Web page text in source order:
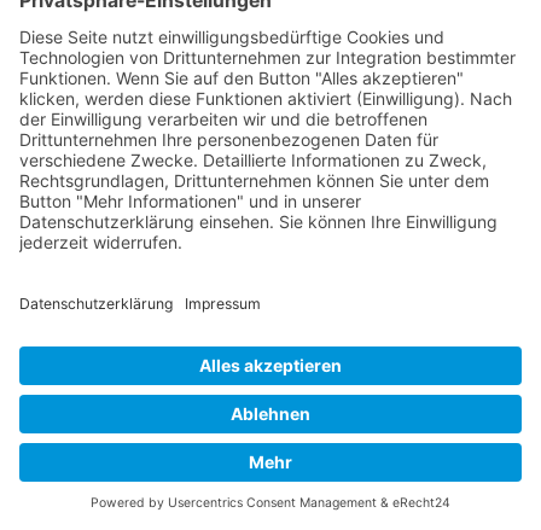
GERECHTES SEO
Wie Sichtbarkeit ohne Manipulation gelingt: ein
Praxisleitfaden für faire und verantwortliche
Suchmaschinenoptimierung.